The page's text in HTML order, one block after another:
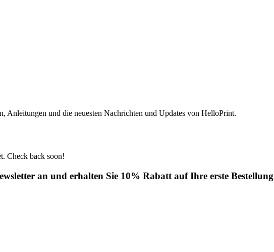
Anleitungen und die neuesten Nachrichten und Updates von HelloPrint.
Check back soon!
an und erhalten Sie 10% Rabatt auf Ihre erste